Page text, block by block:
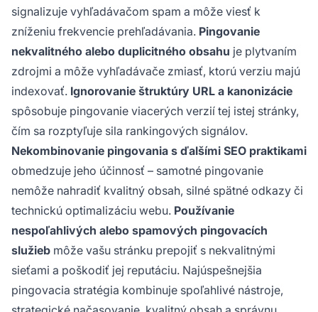
signalizuje vyhľadávačom spam a môže viesť k
zníženiu frekvencie prehľadávania. Pingovanie
nekvalitného alebo duplicitného obsahu je plytvaním
zdrojmi a môže vyhľadávače zmiasť, ktorú verziu majú
indexovať. Ignorovanie štruktúry URL a kanonizácie
spôsobuje pingovanie viacerých verzií tej istej stránky,
čím sa rozptyľuje sila rankingových signálov.
Nekombinovanie pingovania s ďalšími SEO praktikami
obmedzuje jeho účinnosť – samotné pingovanie
nemôže nahradiť kvalitný obsah, silné spätné odkazy či
technickú optimalizáciu webu. Používanie
nespoľahlivých alebo spamových pingovacích
služieb môže vašu stránku prepojiť s nekvalitnými
sieťami a poškodiť jej reputáciu. Najúspešnejšia
pingovacia stratégia kombinuje spoľahlivé nástroje,